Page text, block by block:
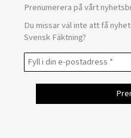
Prenumerera på vårt
Du missar väl inte att få
Svensk Fäktning?